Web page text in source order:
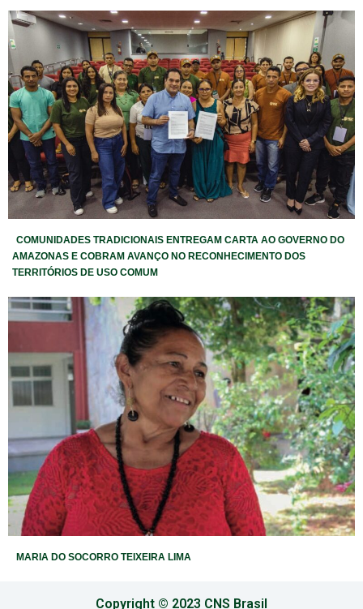
COMUNIDADES TRADICIONAIS ENTREGAM CARTA AO GOVERNO DO
AMAZONAS E COBRAM AVANÇO NO RECONHECIMENTO DOS
TERRITÓRIOS DE USO COMUM
MARIA DO SOCORRO TEIXEIRA LIMA
Copyright © 2023 CNS Brasil